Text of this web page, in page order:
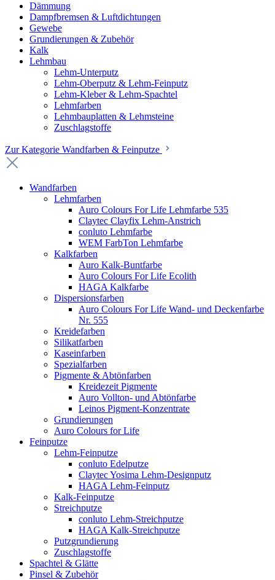
Dämmung
Dampfbremsen & Luftdichtungen
Gewebe
Grundierungen & Zubehör
Kalk
Lehmbau
Lehm-Unterputz
Lehm-Oberputz & Lehm-Feinputz
Lehm-Kleber & Lehm-Spachtel
Lehmfarben
Lehmbauplatten & Lehmsteine
Zuschlagstoffe
Zur Kategorie Wandfarben & Feinputze
Wandfarben
Lehmfarben
Auro Colours For Life Lehmfarbe 535
Claytec Clayfix Lehm-Anstrich
conluto Lehmfarbe
WEM FarbTon Lehmfarbe
Kalkfarben
Auro Kalk-Buntfarbe
Auro Colours For Life Ecolith
HAGA Kalkfarbe
Dispersionsfarben
Auro Colours For Life Wand- und Deckenfarbe
Nr. 555
Kreidefarben
Silikatfarben
Kaseinfarben
Spezialfarben
Pigmente & Abtönfarben
Kreidezeit Pigmente
Auro Vollton- und Abtönfarbe
Leinos Pigment-Konzentrate
Grundierungen
Auro Colours for Life
Feinputze
Lehm-Feinputze
conluto Edelputze
Claytec Yosima Lehm-Designputz
HAGA Lehm-Feinputz
Kalk-Feinputze
Streichputze
conluto Lehm-Streichputze
HAGA Kalk-Streichputze
Putzgrundierung
Zuschlagstoffe
Spachtel & Glätte
Pinsel & Zubehör